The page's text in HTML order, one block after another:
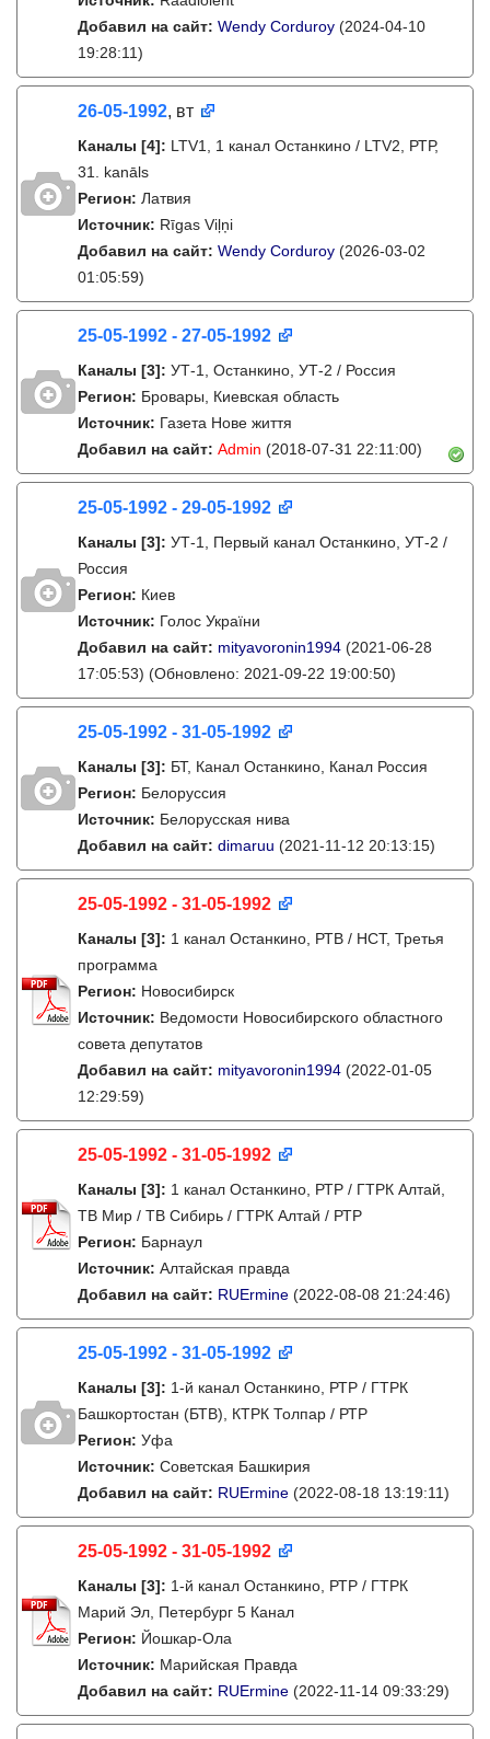
Добавил на сайт: Wendy Corduroy (2024-04-10
19:28:11)
26-05-1992, вт
Каналы [4]: LTV1, 1 канал Останкино / LTV2, РТР,
31. kanāls
Регион: Латвия
Источник: Rīgas Viļņi
Добавил на сайт: Wendy Corduroy (2026-03-02
01:05:59)
25-05-1992 - 27-05-1992
Каналы [3]: УТ-1, Останкино, УТ-2 / Россия
Регион: Бровары, Киевская область
Источник: Газета Нове життя
Добавил на сайт: Admin (2018-07-31 22:11:00)
25-05-1992 - 29-05-1992
Каналы [3]: УТ-1, Первый канал Останкино, УТ-2 /
Россия
Регион: Киев
Источник: Голос України
Добавил на сайт: mityavoronin1994 (2021-06-28
17:05:53) (Обновлено: 2021-09-22 19:00:50)
25-05-1992 - 31-05-1992
Каналы [3]: БТ, Канал Останкино, Канал Россия
Регион: Белоруссия
Источник: Белорусская нива
Добавил на сайт: dimaruu (2021-11-12 20:13:15)
25-05-1992 - 31-05-1992
Каналы [3]: 1 канал Останкино, РТВ / НСТ, Третья
программа
Регион: Новосибирск
Источник: Ведомости Новосибирского областного
совета депутатов
Добавил на сайт: mityavoronin1994 (2022-01-05
12:29:59)
25-05-1992 - 31-05-1992
Каналы [3]: 1 канал Останкино, РТР / ГТРК Алтай,
ТВ Мир / ТВ Сибирь / ГТРК Алтай / РТР
Регион: Барнаул
Источник: Алтайская правда
Добавил на сайт: RUErmine (2022-08-08 21:24:46)
25-05-1992 - 31-05-1992
Каналы [3]: 1-й канал Останкино, РТР / ГТРК
Башкортостан (БТВ), КТРК Толпар / РТР
Регион: Уфа
Источник: Советская Башкирия
Добавил на сайт: RUErmine (2022-08-18 13:19:11)
25-05-1992 - 31-05-1992
Каналы [3]: 1-й канал Останкино, РТР / ГТРК
Марий Эл, Петербург 5 Канал
Регион: Йошкар-Ола
Источник: Марийская Правда
Добавил на сайт: RUErmine (2022-11-14 09:33:29)